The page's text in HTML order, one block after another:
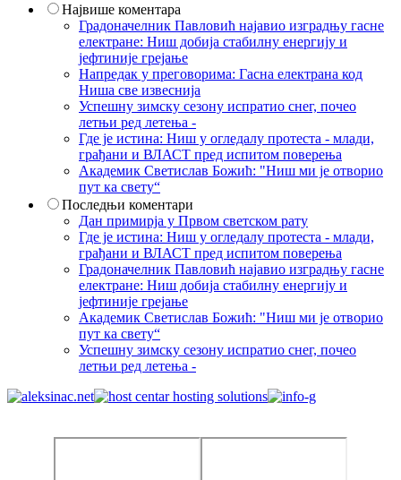
Највише коментара
Градоначелник Павловић најавио изградњу гасне
електране: Ниш добија стабилну енергију и
јефтиније грејање
Напредак у преговорима: Гасна електрана код
Ниша све извеснија
Успешну зимску сезону испратио снег, почео
летњи ред летења -
Где је истина: Ниш у огледалу протеста - млади,
грађани и ВЛАСТ пред испитом поверења
Академик Светислав Божић: "Ниш ми је отворио
пут ка свету“
Последњи коментари
Дан примирја у Првом светском рату
Где је истина: Ниш у огледалу протеста - млади,
грађани и ВЛАСТ пред испитом поверења
Градоначелник Павловић најавио изградњу гасне
електране: Ниш добија стабилну енергију и
јефтиније грејање
Академик Светислав Божић: "Ниш ми је отворио
пут ка свету“
Успешну зимску сезону испратио снег, почео
летњи ред летења -